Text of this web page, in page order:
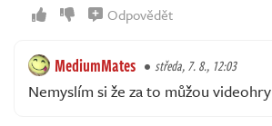
Odpovědět
MediumMates středa, 7. 8., 12:03
Nemyslím si že za to můžou videohry